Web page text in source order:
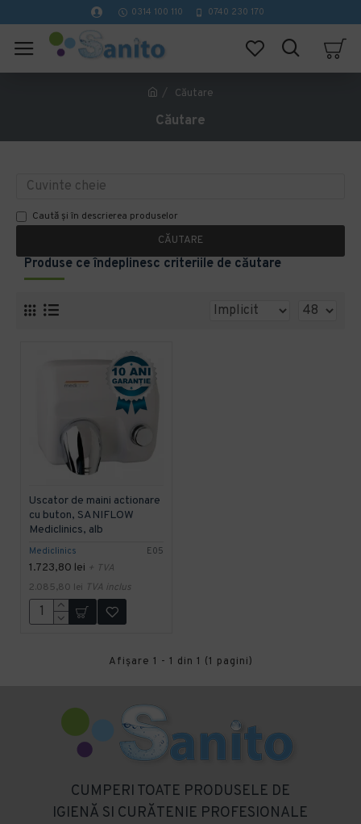
0314 100 110 0740 230 170
Căutare
Căutare
Caută și în descrierea produselor
CĂUTARE
Produse ce îndeplinesc criteriile de căutare
Mediclinics E05
Uscator de maini actionare
cu buton, SANIFLOW
Mediclinics, alb
1.723,80 lei + TVA
2.085,80 lei TVA inclus
Afişare 1 - 1 din 1 (1 pagini)
CUMPERI TOATE PRODUSELE DE
IGIENĂ SI CURĂTENIE PROFESIONALE